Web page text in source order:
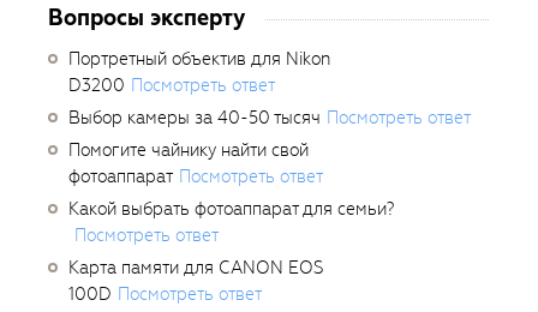
Вопросы эксперту
Портретный объектив для Nikon
D3200 Посмотреть ответ
Выбор камеры за 40-50 тысяч Посмотреть ответ
Помогите чайнику найти свой
фотоаппарат Посмотреть ответ
Какой выбрать фотоаппарат для семьи?
Посмотреть ответ
Карта памяти для CANON EOS
100D Посмотреть ответ